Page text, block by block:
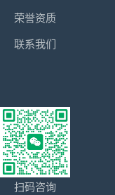
荣誉资质
联系我们
扫码咨询